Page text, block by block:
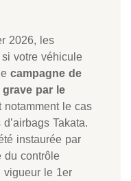
2026, les
votre véhicule
campagne de
par le
notamment le cas
Takata.
instaurée par
du contrôle
vigueur le 1er